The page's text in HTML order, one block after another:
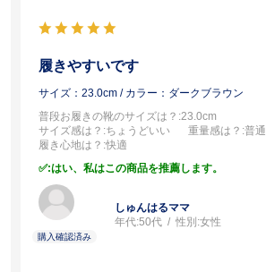
履きやすいです
サイズ：23.0cm / カラー：ダークブラウン
普段お履きの靴のサイズは？ :23.0cm
サイズ感は？ :ちょうどいい 重量感は？ :普通
履き心地は？ :快適
:はい、私はこの商品を推薦します。
しゅんはるママ
年代:50代 性別:女性